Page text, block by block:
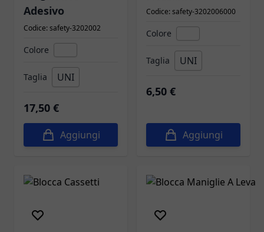
Adesivo
Codice: safety-3202002
Colore
Taglia UNI
17,50 €
Aggiungi
Codice: safety-3202006000
Colore
Taglia UNI
6,50 €
Aggiungi